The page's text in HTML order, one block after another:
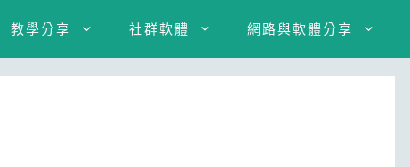
教學分享 社群軟體 網路與軟體分享